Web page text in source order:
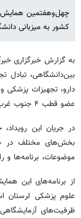
کشور به میزبانی
به گزارش خبرگزاری
بین‌دانشگاهی،
دارو، تجهیزات پزشکی
عضو قطب ۴ جنوب غرب کشور برگزار شد .
در جریان این
بخش‌های مختلف در
موضوعات، برنامه‌ها و
از برنامه‌های این
علوم پزشکی لرستان
ظرفیت‌های